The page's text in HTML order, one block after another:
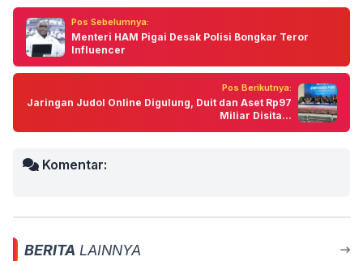
Pos Sebelumnya:
Menteri HAM Pigai Desak Polisi Bongkar Teror
Influencer
Pos Berikutnya:
Jaringan Judol Online Digulung, Duit dan Aset Rp97
Miliar Disita...
Komentar:
BERITA LAINNYA